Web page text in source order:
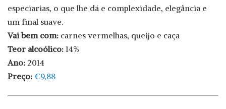
especiarias, o que lhe dá e complexidade, elegância e
um final suave.
Vai bem com: carnes vermelhas, queijo e caça
Teor alcoólico: 14%
Ano: 2014
Preço: €9,88